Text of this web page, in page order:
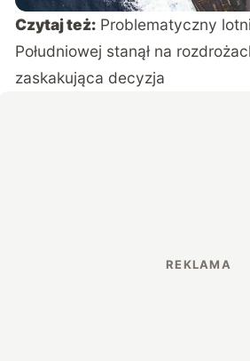
Czytaj też: Problematyczny
Południowej stanął na
zaskakująca decyzja